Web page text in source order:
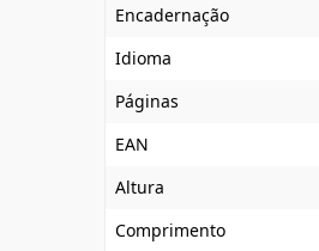
Encadernação
Idioma
Páginas
EAN
Altura
Comprimento